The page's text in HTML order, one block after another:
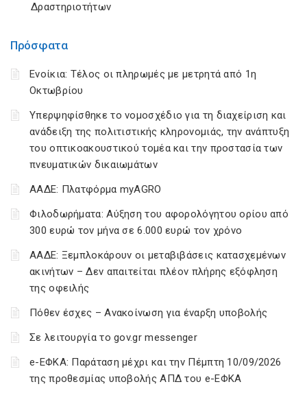
Πρόσφατα
Ενοίκια: Τέλος οι πληρωμές με μετρητά από 1η
Οκτωβρίου
Υπερψηφίσθηκε το νομοσχέδιο για τη διαχείριση και
ανάδειξη της πολιτιστικής κληρονομιάς, την ανάπτυξη
του οπτικοακουστικού τομέα και την προστασία των
πνευματικών δικαιωμάτων
ΑΑΔΕ: Πλατφόρμα myAGRO
Φιλοδωρήματα: Αύξηση του αφορολόγητου ορίου από
300 ευρώ τον μήνα σε 6.000 ευρώ τον χρόνο
ΑΑΔΕ: Ξεμπλοκάρουν οι μεταβιβάσεις κατασχεμένων
ακινήτων – Δεν απαιτείται πλέον πλήρης εξόφληση
της οφειλής
Πόθεν έσχες – Ανακοίνωση για έναρξη υποβολής
Σε λειτουργία το gov.gr messenger
e-ΕΦΚΑ: Παράταση μέχρι και την Πέμπτη 10/09/2026
της προθεσμίας υποβολής ΑΠΔ του e-ΕΦΚΑ
Δραστηριοτήτων